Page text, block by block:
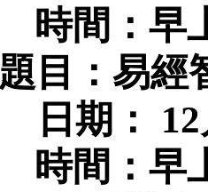
時間：早
題目：易經
日期：
時間：早